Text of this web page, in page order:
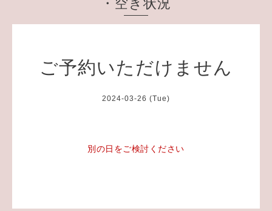
ご予約いただけません
2024-03-26 (Tue)
別の日をご検討ください